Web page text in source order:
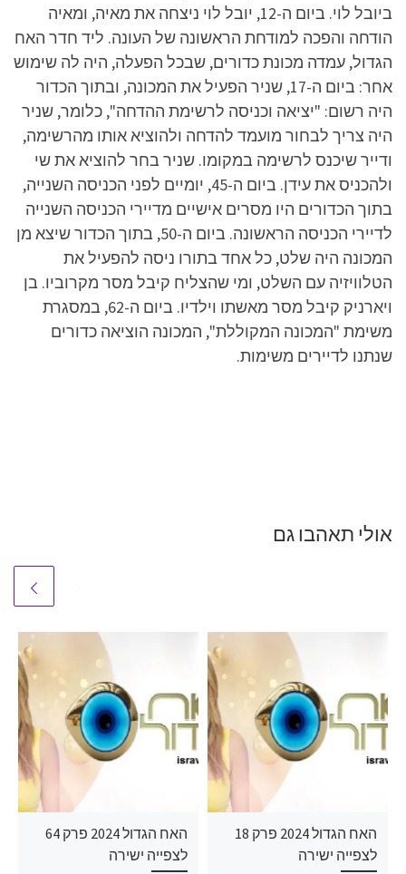
ביובל לוי. ביום ה-12, יובל לוי ניצחה את מאיה, ומאיה
הודחה והפכה למודחת הראשונה של העונה. ליד חדר האח
הגדול, עמדה מכונת כדורים, שבכל הפעלה, היה לה שימוש
אחר: ביום ה-17, שניר הפעיל את המכונה, ובתוך הכדור
היה רשום: "יציאה וכניסה לרשימת ההדחה", כלומר, שניר
היה צריך לבחור מועמד להדחה ולהוציא אותו מהרשימה,
ודייר שיכנס לרשימה במקומו. שניר בחר להוציא את שי
ולהכניס את עידן. ביום ה-45, יומיים לפני הכניסה השנייה,
בתוך הכדורים היו מסרים אישיים מדיירי הכניסה השנייה
לדיירי הכניסה הראשונה. ביום ה-50, בתוך הכדור שיצא מן
המכונה היה שלט, כל אחד בתורו ניסה להפעיל את
הטלוויזיה עם השלט, ומי שהצליח קיבל מסר מקרוביו. בן
ויארניק קיבל מסר מאשתו וילדיו. ביום ה-62, במסגרת
משימת "המכונה המקוללת", המכונה הוציאה כדורים
שנתנו לדיירים משימות.
אולי תאהבו גם
האח הגדול 2024 פרק 64
לצפייה ישירה
האח הגדול 2024 פרק 18
לצפייה ישירה